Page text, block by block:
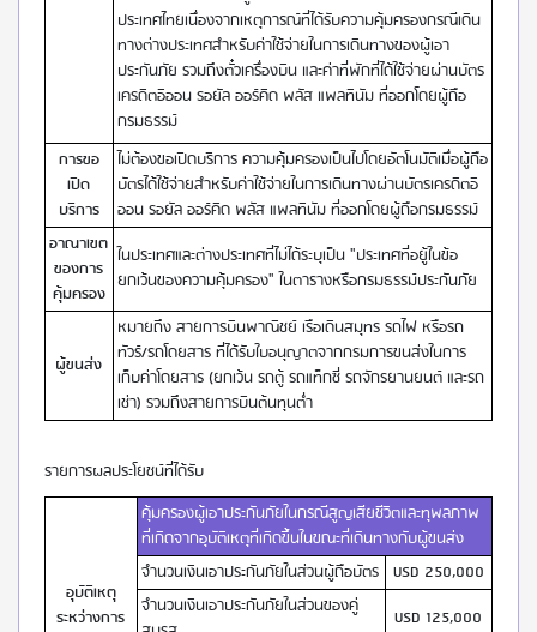
ประเทศไทยเนื่องจากเหตุการณ์ที่ได้รับความคุ้มครองกรณีเดิน
ทางต่างประเทศสำหรับค่าใช้จ่ายในการเดินทางของผู้เอา
ประกันภัย รวมถึงตั๋วเครื่องบิน และค่าที่พักที่ได้ใช้จ่ายผ่านบัตร
เครดิตอิออน รอยัล ออร์คิด พลัส แพลทินัม ที่ออกโดยผู้ถือ
กรมธรรม์
การขอ
เปิด
บริการ
ไม่ต้องขอเปิดบริการ ความคุ้มครองเป็นไปโดยอัตโนมัติเมื่อผู้ถือ
บัตรได้ใช้จ่ายสำหรับค่าใช้จ่ายในการเดินทางผ่านบัตรเครดิตอิ
ออน รอยัล ออร์คิด พลัส แพลทินัม ที่ออกโดยผู้ถือกรมธรรม์
อาณาเขต
ของการ
คุ้มครอง
ในประเทศและต่างประเทศที่ไม่ได้ระบุเป็น "ประเทศที่อยู้ในข้อ
ยกเว้นของความคุ้มครอง" ในตารางหรือกรมธรรม์ประกันภัย
ผู้ขนส่ง
หมายถึง สายการบินพาณิชย์ เรือเดินสมุทร รถไฟ หรือรถ
ทัวร์/รถโดยสาร ที่ได้รับใบอนุญาตจากกรมการขนส่งในการ
เก็บค่าโดยสาร (ยกเว้น รถตู้ รถแท็กซี่ รถจักรยานยนต์ และรถ
เช่า) รวมถึงสายการบินต้นทุนต่ำ
รายการผลประโยชน์ที่ได้รับ
อุบัติเหตุ
ระหว่างการ
คุ้มครองผู้เอาประกันภัยในกรณีสูญเสียชีวิตและทุพลภาพ
ที่เกิดจากอุบัติเหตุที่เกิดขึ้นในขณะที่เดินทางกับผู้ขนส่ง
จำนวนเงินเอาประกันภัยในส่วนผู้ถือบัตร USD 250,000
จำนวนเงินเอาประกันภัยในส่วนของคู่
USD 125,000